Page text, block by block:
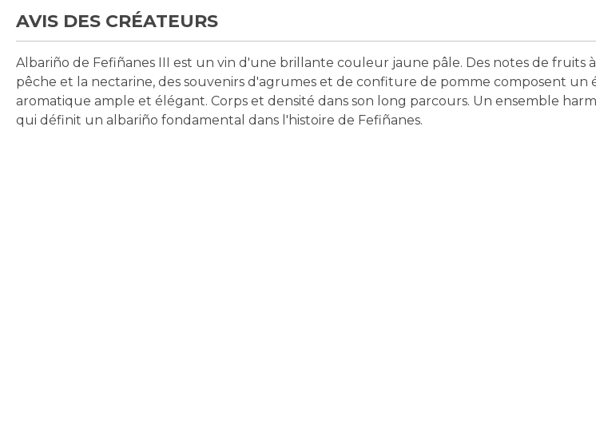
AVIS DES CRÉATEURS
Albariño de Fefiñanes III est un vin d'une brillante couleur jaune pâle. Des notes de fruits
pêche et la nectarine, des souvenirs d'agrumes et de confiture de pomme composent un
aromatique ample et élégant. Corps et densité dans son long parcours. Un ensemble
qui définit un albariño fondamental dans l'histoire de Fefiñanes.